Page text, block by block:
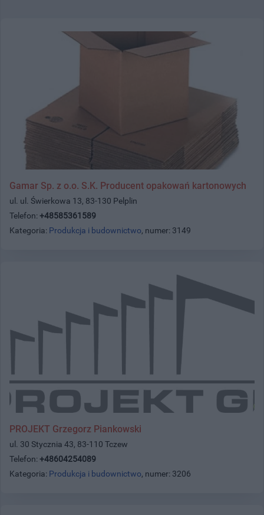
Gamar Sp. z o.o. S.K. Producent opakowań kartonowych
ul. ul. Świerkowa 13, 83-130 Pelplin
Telefon: +48585361589
Kategoria: Produkcja i budownictwo, numer: 3149
PROJEKT Grzegorz Piankowski
ul. 30 Stycznia 43, 83-110 Tczew
Telefon: +48604254089
Kategoria: Produkcja i budownictwo, numer: 3206